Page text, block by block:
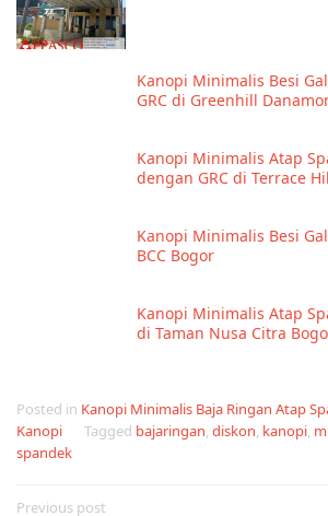
Kanopi Minimalis Besi
GRC di Greenhill
Kanopi Minimalis Atap
dengan GRC di Terrace
Kanopi Minimalis Besi
BCC Bogor
Kanopi Minimalis Atap
di Taman Nusa Citra
Posted in Kanopi Minimalis Baja Ringan Atap
Kanopi
Tagged bajaringan, diskon, kanopi,
spandek
Previous post